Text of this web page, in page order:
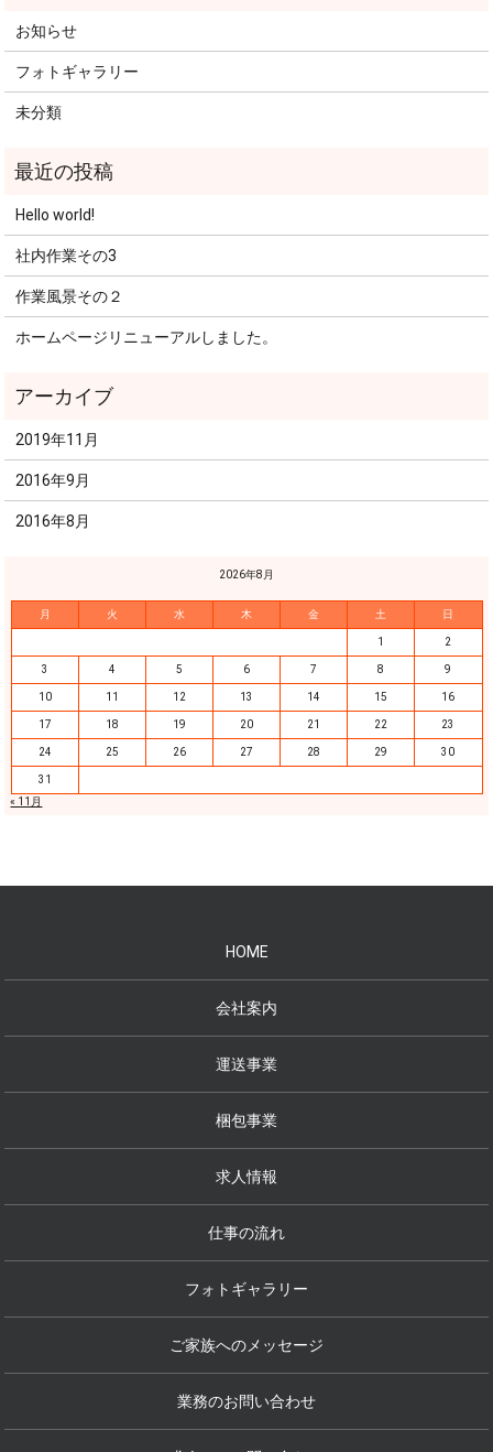
お知らせ
フォトギャラリー
未分類
Hello world!
社内作業その3
作業風景その２
ホームページリニューアルしました。
2019年11月
2016年9月
2016年8月
2026年8月
月 火 水 木 金 土 日
1 2
3 4 5 6 7 8 9
10 11 12 13 14 15 16
17 18 19 20 21 22 23
24 25 26 27 28 29 30
31
« 11月
HOME
会社案内
運送事業
梱包事業
求人情報
仕事の流れ
フォトギャラリー
ご家族へのメッセージ
業務のお問い合わせ